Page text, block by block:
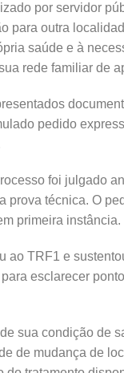
por servidor
para outra
saúde e à
rede familiar de
pedido
foi julgado
prova técnica. O
primeira instância.
ao TRF1 e
esclarecer
sua condição de
de mudança de